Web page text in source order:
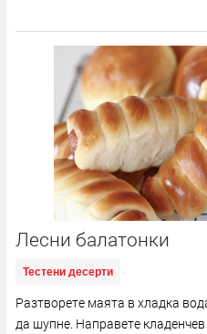
Лесни балатонки
Тестени десерти
Разтворете маята в хладка
да шупне. Направете